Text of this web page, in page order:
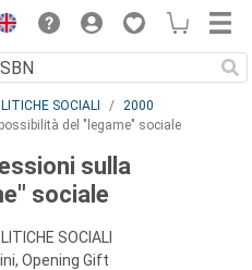
SOCIALI
2000
del "legame" sociale
sulla
sociale
SOCIALI
Opening Gift